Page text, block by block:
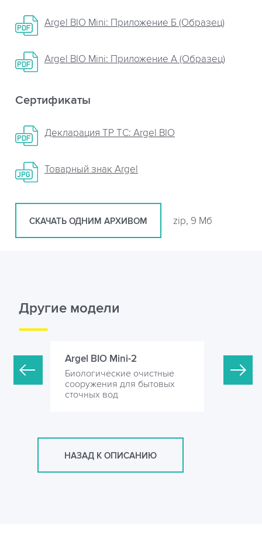
Argel BIO Mini: Приложение Б (Образец)
Argel BIO Mini: Приложение A (Образец)
Сертификаты
Декларация ТР ТС: Argel BIO
Товарный знак Argel
СКАЧАТЬ ОДНИМ АРХИВОМ zip, 9 Мб
Другие модели
Argel BIO Mini-2
Биологические очистные
сооружения для бытовых
сточных вод
Argel
НАЗАД К ОПИСАНИЮ